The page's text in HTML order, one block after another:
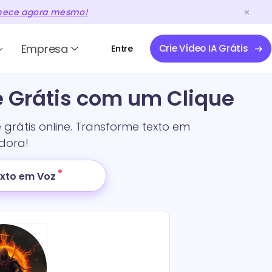
agora mesmo!
Empresa Entre Crie Vídeo IA Grátis
Grátis com um Clique
online. Transforme texto em
em Voz